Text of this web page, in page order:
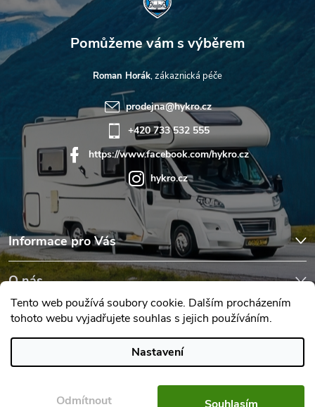
Tento web používá soubory cookie. Dalším procházením
tohoto webu vyjadřujete souhlas s jejich používáním.
Nastavení
Odmítnout
Informace pro Vás
O nás
Hodnocení obchodu
Roman Horák
prodejna@hykro.cz
+420 733 532 555
https://www.facebook.com/hykro.cz
hykro.cz
Copyright 2026Karavany Hykro. Všechna práva vyhrazena.Upravit
nastavení cookies